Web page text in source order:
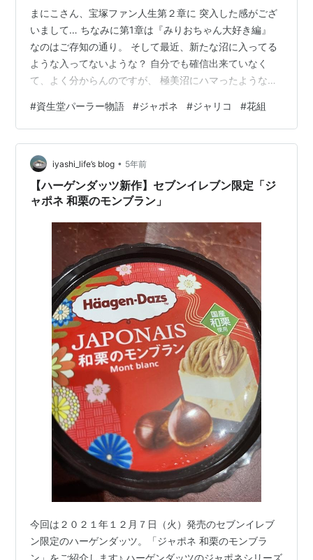
まにこさん、宝塚ファン人生第２章に 突入した感がござ
いまして… ちなみに第1章は『みりおちゃん大好き編』
なのはご存知の通り。 そして最近、新たな沼に入ってる
ような入ってないような？ 自分でも確信出来ていなく
て、よく分からんのですが、 極美沼にハマったような気
ジャガー♫』 とキラキラ笑顔で歌う極美慎くんに、 堕ち
たのかぁーーーーー？まにこｫｫｫｫーーー！ ホントに堕ち
たのかぁーーーーー？ そこんとこ、どうなんじゃぁぁぁ
ーー？ はっきりしろーｫ！ と自問自答している毎日でご
ざいます笑。 全てはジャガービートのせいなのだー‼️😆
shop.tc…
#資生堂パーラー物語 #ジャポネ #ジャリコ #花組
iyashi_life’s blog • 5年前
【ハーゲンダッツ新作】セブンイレブン限定「ジ
ャポネ 和栗のモンブラン」
今回は２０２１年１２月７日（火）発売のセブンイレブ
ン限定のハーゲンダッツ。「ジャポネ 和栗のモンブラ